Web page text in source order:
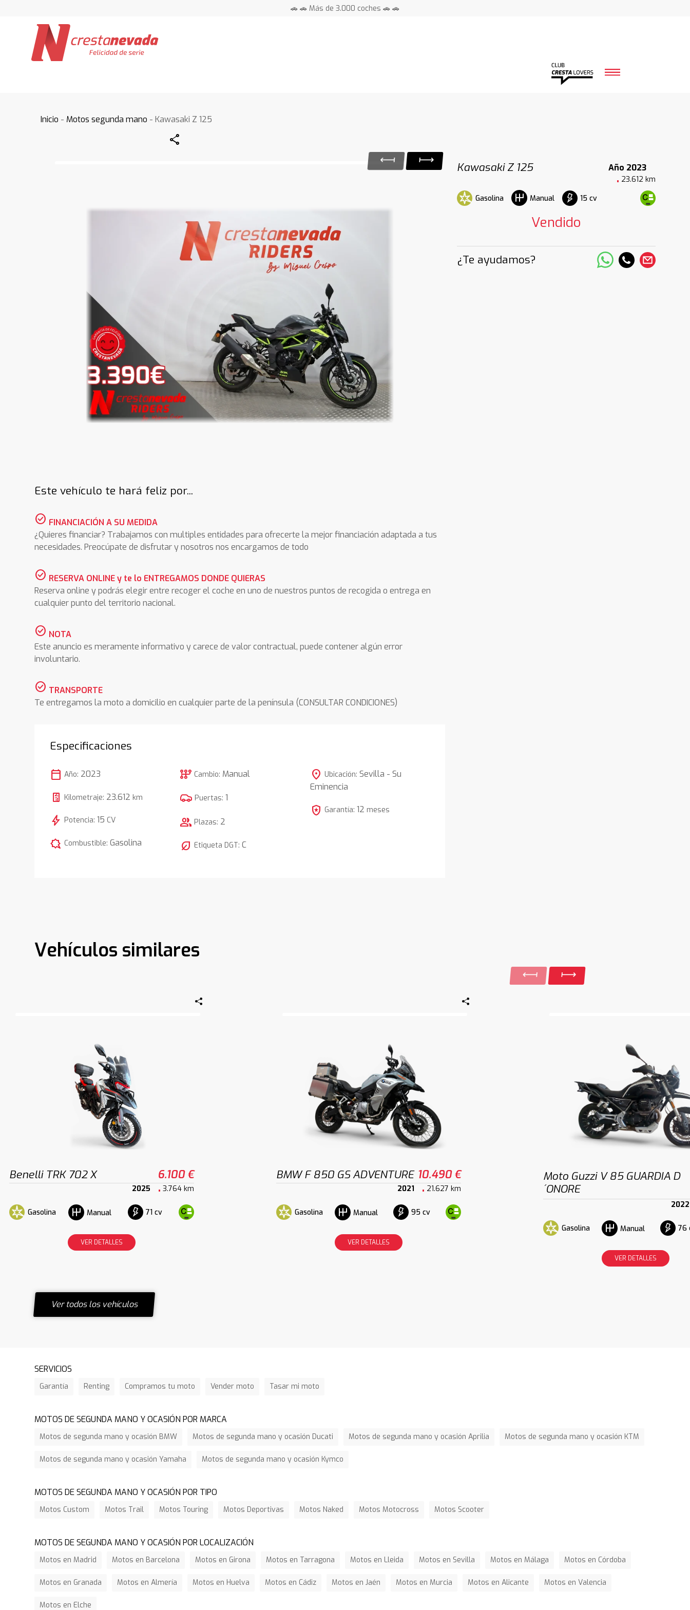
🚗 🚗 Más de 3.000 coches 🚗 🚗
Inicio - Motos segunda mano - Kawasaki Z 125
Share
Kawasaki Z 125
Año 2023
23.612 km
Gasolina
Manual 15 cv
Vendido
¿Te ayudamos?
Este vehículo te hará feliz por...
check_circle FINANCIACIÓN A SU MEDIDA
¿Quieres financiar? Trabajamos con multiples entidades para ofrecerte la mejor financiación adaptada a tus
necesidades. Preocúpate de disfrutar y nosotros nos encargamos de todo
check_circle RESERVA ONLINE y te lo ENTREGAMOS DONDE QUIERAS
Reserva online y podrás elegir entre recoger el coche en uno de nuestros puntos de recogida o entrega en
cualquier punto del territorio nacional.
check_circle NOTA
Este anuncio es meramente informativo y carece de valor contractual, puede contener algún error
involuntario.
check_circle TRANSPORTE
Te entregamos la moto a domicilio en cualquier parte de la península (CONSULTAR CONDICIONES)
Especificaciones
calendar_today Año: 2023
Kilometraje: 23.612 km
bolt Potencia:15 CV
comic_bubble Combustible:Gasolina
auto_transmission Cambio: Manual
Puertas:1
group Plazas: 2
nest_eco_leaf Etiqueta DGT:C
location_on Ubicación: Sevilla - Su
Eminencia
local_police Garantía: 12 meses
Vehículos similares
Benelli TRK 702 X 6.100 €
2025 3.764 km
Gasolina Manual 71 cv
VER DETALLES
BMW F 850 GS ADVENTURE 10.490 €
2021 21.627 km
Gasolina Manual 95 cv
VER DETALLES
Moto Guzzi V 85 GUARDIA D
´ONORE
2022
Gasolina Manual 76
VER DETALLES
Ver todos los vehículos
SERVICIOS
Garantía Renting Compramos tu moto Vender moto Tasar mi moto
MOTOS DE SEGUNDA MANO Y OCASIÓN POR MARCA
Motos de segunda mano y ocasión BMW Motos de segunda mano y ocasión Ducati Motos de segunda mano y ocasión Aprilia Motos de segunda mano y ocasión KTM
Motos de segunda mano y ocasión Yamaha Motos de segunda mano y ocasión Kymco
MOTOS DE SEGUNDA MANO Y OCASIÓN POR TIPO
Motos Custom Motos Trail Motos Touring Motos Deportivas Motos Naked Motos Motocross Motos Scooter
MOTOS DE SEGUNDA MANO Y OCASIÓN POR LOCALIZACIÓN
Motos en Madrid Motos en Barcelona Motos en Girona Motos en Tarragona Motos en Lleida Motos en Sevilla Motos en Málaga Motos en Córdoba
Motos en Granada Motos en Almería Motos en Huelva Motos en Cádiz Motos en Jaén Motos en Murcia Motos en Alicante Motos en Valencia
Motos en Elche